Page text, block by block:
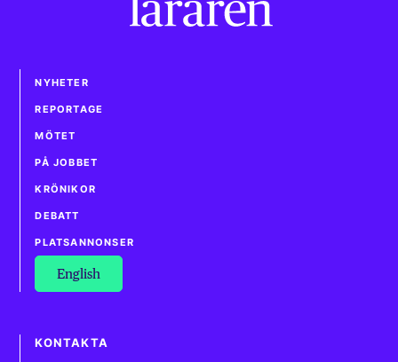
NYHETER
REPORTAGE
MÖTET
PÅ JOBBET
KRÖNIKOR
DEBATT
PLATSANNONSER
English
KONTAKTA